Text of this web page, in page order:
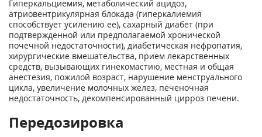
Гиперкальциемия, метаболический ацидоз,
атриовентрикулярная блокада (гиперкалиемия
способствует усилению ее), сахарный диабет (при
подтвержденной или предполагаемой хронической
почечной недостаточности), диабетическая нефропатия,
хирургические вмешательства, прием лекарственных
средств, вызывающих гинекомастию, местная и общая
анестезия, пожилой возраст, нарушение менструального
цикла, увеличение молочных желез, печеночная
недостаточность, декомпенсированный цирроз печени.
Передозировка